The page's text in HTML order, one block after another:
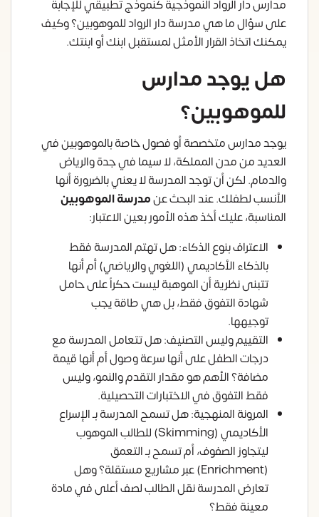
مدارس دار الرواد النموذجية كنموذج تطبيقي للإجابة
على سؤال ما هي مدرسة دار الرواد للموهوبين؟ وكيف
يمكنك اتخاذ القرار الأمثل لمستقبل ابنك أو ابنتك.
هل يوجد مدارس
للموهوبين؟
يوجد مدارس متخصصة أو فصول خاصة بالموهوبين في
العديد من مدن المملكة، لا سيما في جدة والرياض
والدمام. لكن أن توجد المدرسة لا يعني بالضرورة أنها
الأنسب لطفلك. عند البحث عنمدرسة الموهوبين
المناسبة، عليك أخذ هذه الأمور بعين الاعتبار:
الاعتراف بنوع الذكاء: هل تهتم المدرسة فقط
بالذكاء الأكاديمي (اللغوي والرياضي) أم أنها
تتبنى نظرية أن الموهبة ليست حكراً على حامل
شهادة التفوق فقط، بل هي طاقة يجب
توجيهها.
التقييم وليس التصنيف: هل تتعامل المدرسة مع
درجات الطفل على أنها سرعة وصول أم أنها قيمة
مضافة؟ الأهم هو مقدار التقدم والنمو، وليس
فقط التفوق في الاختبارات التحصيلية.
المرونة المنهجية: هل تسمح المدرسة بـ الإسراع
الأكاديمي (Skimming) للطالب الموهوب
ليتجاوز الصفوف، أم تسمح بـ التعمق
(Enrichment) عبر مشاريع مستقلة؟ وهل
تعارض المدرسة نقل الطالب لصف أعلى في مادة
معينة فقط؟